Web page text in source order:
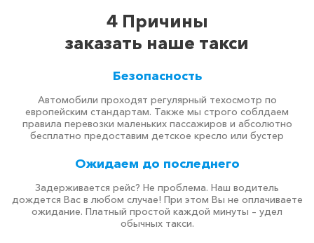
4 Причины
заказать наше такси
Безопасность
Автомобили проходят регулярный техосмотр по
европейским стандартам. Также мы строго соблдаем
правила перевозки маленьких пассажиров и абсолютно
бесплатно предоставим детское кресло или бустер
Ожидаем до последнего
Задерживается рейс? Не проблема. Наш водитель
дождется Вас в любом случае! При этом Вы не оплачиваете
ожидание. Платный простой каждой минуты – удел
обычных такси.